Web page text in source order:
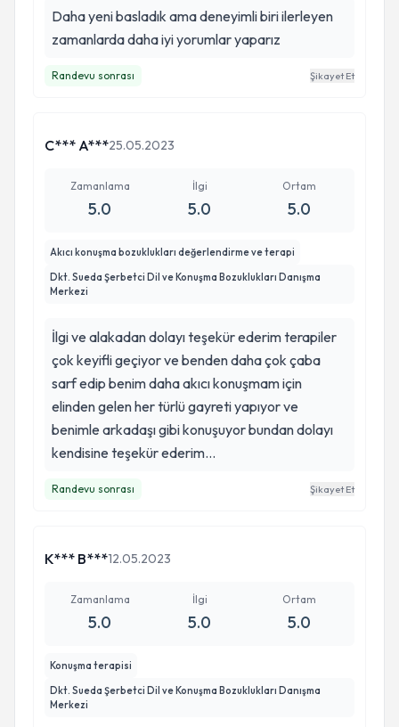
Daha yeni basladık ama deneyimli biri ilerleyen
zamanlarda daha iyi yorumlar yaparız
Randevu sonrası Şikayet Et
C*** A***25.05.2023
Zamanlama
5.0
İlgi
5.0
Ortam
5.0
Akıcı konuşma bozuklukları değerlendirme ve terapi
Dkt. Sueda Şerbetci Dil ve Konuşma Bozuklukları Danışma
Merkezi
İlgi ve alakadan dolayı teşekür ederim terapiler
çok keyifli geçiyor ve benden daha çok çaba
sarf edip benim daha akıcı konuşmam için
elinden gelen her türlü gayreti yapıyor ve
benimle arkadaşı gibi konuşuyor bundan dolayı
kendisine teşekür ederim...
Randevu sonrası Şikayet Et
K*** B***12.05.2023
Zamanlama
5.0
İlgi
5.0
Ortam
5.0
Konuşma terapisi
Dkt. Sueda Şerbetci Dil ve Konuşma Bozuklukları Danışma
Merkezi